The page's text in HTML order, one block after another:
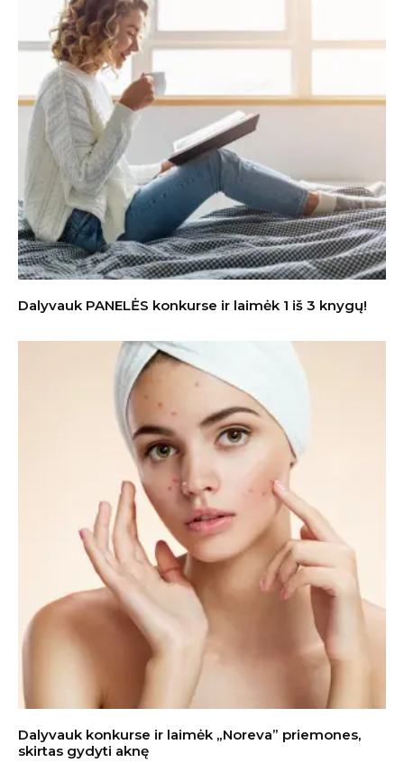
Dalyvauk PANELĖS konkurse ir laimėk 1 iš 3 knygų!
Dalyvauk konkurse ir laimėk „Noreva” priemones,
skirtas gydyti aknę